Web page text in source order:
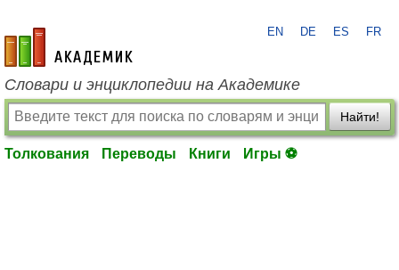
academic.ru
EN DE ES FR
Словари и энциклопедии на Академике
Найти!
Толкования Переводы Книги Игры ⚽